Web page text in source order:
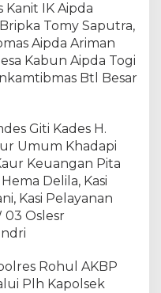
IK Aipda
Tomy Saputra,
Aipda Ariman
Kabun Aipda Togi
Btl Besar
Giti Kades H.
Umum Khadapi
Keuangan Pita
Delila, Kasi
Kasi Pelayanan
03 Oslesr
Rohul AKBP
Plh Kapolsek